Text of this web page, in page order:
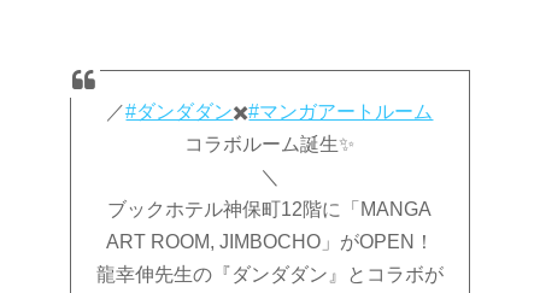
／#ダンダダン✖️#マンガアートルーム
コラボルーム誕生✨
＼
ブックホテル神保町12階に「MANGA
ART ROOM, JIMBOCHO」がOPEN！
龍幸伸先生の『ダンダダン』とコラボが